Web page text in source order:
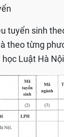
tuyển sinh
theo từng
Luật Hà